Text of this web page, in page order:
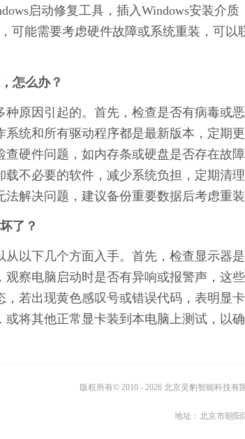
启动修复工具，插入Windows安装介
可能需要考虑硬件故障或系统重装，可
怎么办？
种原因引起的。首先，检查是否有病毒或
统和所有驱动程序都是最新版本，定期
查硬件问题，如内存条或硬盘是否存在故
不必要的软件，减少系统负担，定期清
解决问题，建议备份重要数据后考虑重装
了？
从以下几个方面入手。首先，检查显示器
察电脑启动时是否有异响或报警声，这
，若出现黄色感叹号或错误代码，表明显
将其他正常显卡装到本电脑上测试，以确
版权所有© 2010 - 2026 北京灵豹智能科技有
地址：北京市朝阳